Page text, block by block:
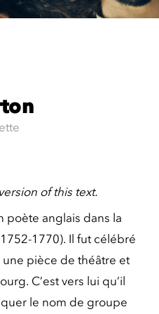
of this text.
poète anglais dans la
1770). Il fut célébré
pièce de théâtre et
C’est vers lui qu’il
le nom de groupe